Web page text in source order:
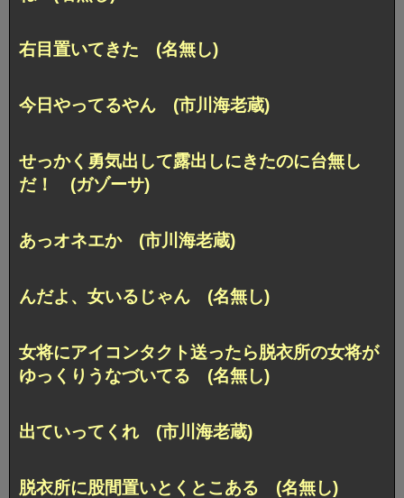
右目置いてきた (名無し)
今日やってるやん (市川海老蔵)
せっかく勇気出して露出しにきたのに台無し
だ！ (ガゾーサ)
あっオネエか (市川海老蔵)
んだよ、女いるじゃん (名無し)
女将にアイコンタクト送ったら脱衣所の女将が
ゆっくりうなづいてる (名無し)
出ていってくれ (市川海老蔵)
脱衣所に股間置いとくとこある (名無し)